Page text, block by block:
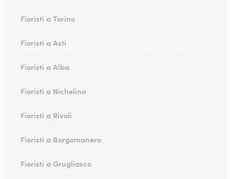
Fioristi a Torino
Fioristi a Asti
Fioristi a Alba
Fioristi a Nichelino
Fioristi a Rivoli
Fioristi a Borgomanero
Fioristi a Grugliasco